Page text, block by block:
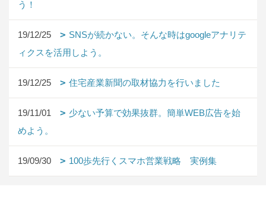
う！
19/12/25
SNSが続かない。そんな時はgoogleアナリテ
ィクスを活用しよう。
19/12/25 住宅産業新聞の取材協力を行いました
19/11/01
少ない予算で効果抜群。簡単WEB広告を始
めよう。
19/09/30 100歩先行くスマホ営業戦略 実例集